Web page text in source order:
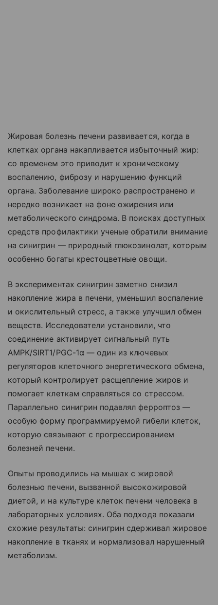
Жировая болезнь печени развивается, когда в
клетках органа накапливается избыточный жир:
со временем это приводит к хроническому
воспалению, фиброзу и нарушению функций
органа. Заболевание широко распространено и
нередко возникает на фоне ожирения или
метаболического синдрома. В поисках доступных
средств профилактики ученые обратили внимание
на синигрин — природный глюкозинолат, которым
особенно богаты крестоцветные овощи.
В экспериментах синигрин заметно снизил
накопление жира в печени, уменьшил воспаление
и окислительный стресс, а также улучшил обмен
веществ. Исследователи установили, что
соединение активирует сигнальный путь
AMPK/SIRT1/PGC-1α — один из ключевых
регуляторов клеточного энергетического обмена,
который контролирует расщепление жиров и
помогает клеткам справляться со стрессом.
Параллельно синигрин подавлял ферроптоз —
особую форму программируемой гибели клеток,
которую связывают с прогрессированием
болезней печени.
Опыты проводились на мышах с жировой
болезнью печени, вызванной высокожировой
диетой, и на культуре клеток печени человека в
лабораторных условиях. Оба подхода показали
схожие результаты: синигрин сдерживал жировое
накопление в тканях и нормализовал нарушенный
метаболизм.